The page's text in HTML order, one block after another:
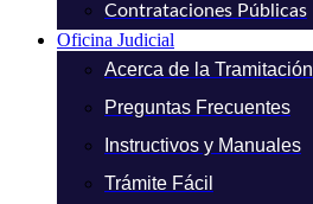
Contrataciones Públicas
Oficina Judicial
Acerca de la Tramitación
Preguntas Frecuentes
Instructivos y Manuales
Trámite Fácil